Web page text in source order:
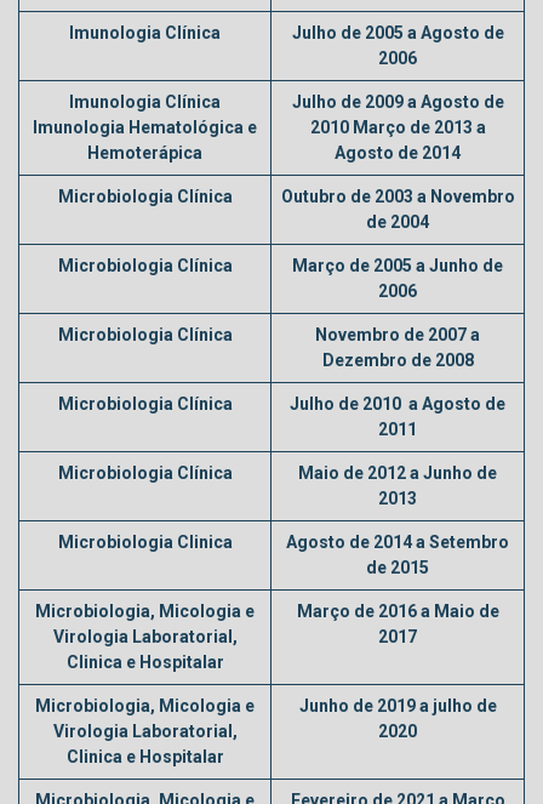
Imunologia Clínica
Julho de 2005 a Agosto de
2006
Imunologia Clínica
Imunologia Hematológica e
Hemoterápica
Julho de 2009 a Agosto de
2010 Março de 2013 a
Agosto de 2014
Microbiologia Clínica
Outubro de 2003 a Novembro
de 2004
Microbiologia Clínica
Março de 2005 a Junho de
2006
Microbiologia Clínica
Novembro de 2007 a
Dezembro de 2008
Microbiologia Clínica
Julho de 2010 a Agosto de
2011
Microbiologia Clínica
Maio de 2012 a Junho de
2013
Microbiologia Clinica
Agosto de 2014 a Setembro
de 2015
Microbiologia, Micologia e
Virologia Laboratorial,
Clinica e Hospitalar
Março de 2016 a Maio de
2017
Microbiologia, Micologia e
Virologia Laboratorial,
Clinica e Hospitalar
Junho de 2019 a julho de
2020
Microbiologia, Micologia e Fevereiro de 2021 a Março